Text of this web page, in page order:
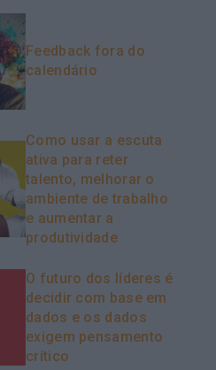
UM ORGANISMO VIVO
Feedback fora do
calendário
Como usar a escuta
ativa para reter
talento, melhorar o
ambiente de trabalho
e aumentar a
produtividade
O futuro dos líderes é
decidir com base em
dados e os dados
exigem pensamento
crítico